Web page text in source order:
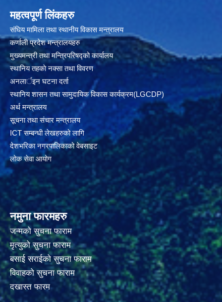
महत्वपूर्ण लिंकहरु
संघिय मामिला तथा स्थानीय विकास मन्त्रालय
कर्णाली प्रदेश मन्त्रालयहरु
मुख्यमन्त्री तथा मन्त्रिपरिषद्को कार्यालय
स्थानिय तहकाे नक्सा तथा विवरण
अनलार्इन घटना दर्ता
स्थानिय शासन तथा सामुदायिक विकास कार्यक्रम(LGCDP)
अर्थ मन्त्रालय
सूचना तथा संचार मन्त्रालय
ICT सम्बन्धी लेखहरुको लागि
देशभरिका नगरपालिकाको वेबसाइट
लोक सेवा आयोग
नमुना फारमहरु
जन्मको सुचना फाराम
मृत्युको सुचना फाराम
बसाई सराईको सुचना फाराम
विवाहको सुचना फाराम
दखास्त फारम